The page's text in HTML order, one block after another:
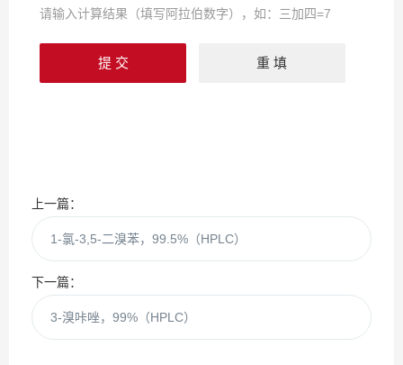
请输入计算结果（填写阿拉伯数字），如：三加四=7
上一篇：
1-氯-3,5-二溴苯，99.5%（HPLC）
下一篇：
3-溴咔唑，99%（HPLC）